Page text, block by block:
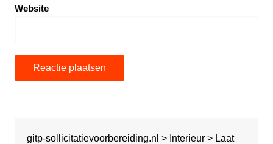
Website
gitp-sollicitatievoorbereiding.nl > Interieur> Laat